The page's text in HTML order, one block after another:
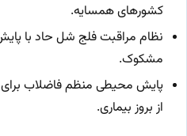
کشورهای همسایه.
نظام مراقبت فلج شل حاد با
مشکوک.
پایش محیطی منظم فاضلاب
از بروز بیماری.